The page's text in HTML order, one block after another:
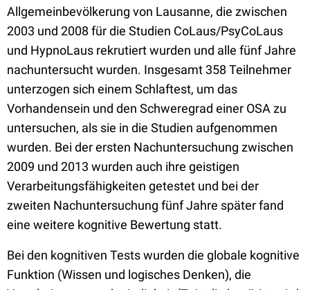
Allgemeinbevölkerung von Lausanne, die zwischen
2003 und 2008 für die Studien CoLaus/PsyCoLaus
und HypnoLaus rekrutiert wurden und alle fünf Jahre
nachuntersucht wurden. Insgesamt 358 Teilnehmer
unterzogen sich einem Schlaftest, um das
Vorhandensein und den Schweregrad einer OSA zu
untersuchen, als sie in die Studien aufgenommen
wurden. Bei der ersten Nachuntersuchung zwischen
2009 und 2013 wurden auch ihre geistigen
Verarbeitungsfähigkeiten getestet und bei der
zweiten Nachuntersuchung fünf Jahre später fand
eine weitere kognitive Bewertung statt.
Bei den kognitiven Tests wurden die globale kognitive
Funktion (Wissen und logisches Denken), die